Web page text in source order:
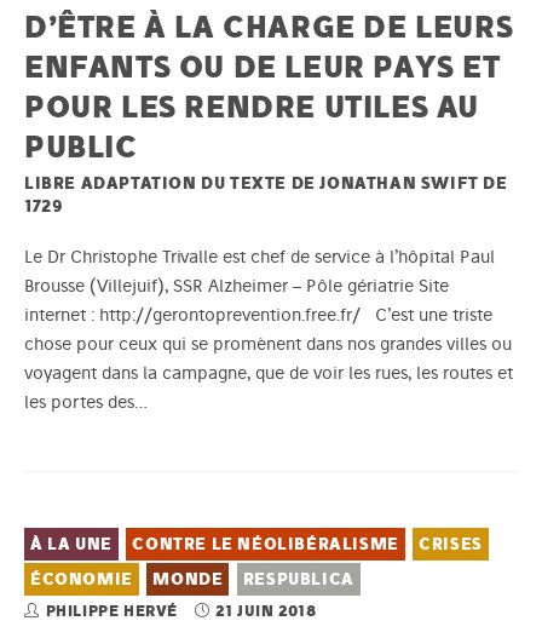
D’ÊTRE À LA CHARGE DE LEURS
ENFANTS OU DE LEUR PAYS ET
POUR LES RENDRE UTILES AU
PUBLIC
LIBRE ADAPTATION DU TEXTE DE JONATHAN SWIFT DE
1729
Le Dr Christophe Trivalle est chef de service à l’hôpital Paul
Brousse (Villejuif), SSR Alzheimer – Pôle gériatrie Site
internet : http://gerontoprevention.free.fr/ C’est une triste
chose pour ceux qui se promènent dans nos grandes villes ou
voyagent dans la campagne, que de voir les rues, les routes et
les portes des…
À LA UNE CONTRE LE NÉOLIBÉRALISME
CRISES
ÉCONOMIE
MONDE RESPUBLICA
PHILIPPE HERVÉ 21 JUIN 2018